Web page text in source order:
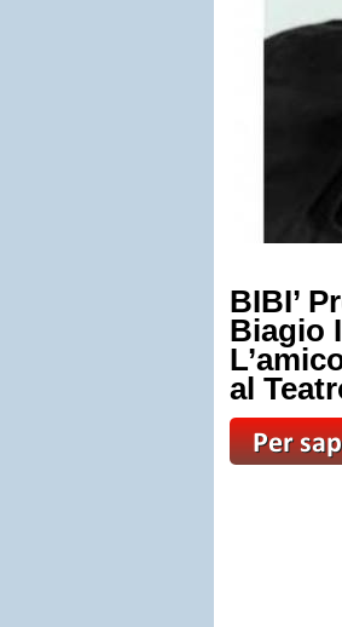
BIBI’
Biagio
al